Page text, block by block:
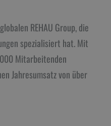
REHAU Group, die
spezialisiert hat. Mit
Mitarbeitenden
Jahresumsatz von über